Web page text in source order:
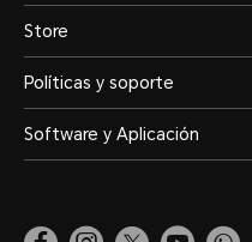
Store
Políticas y soporte
Software y Aplicación